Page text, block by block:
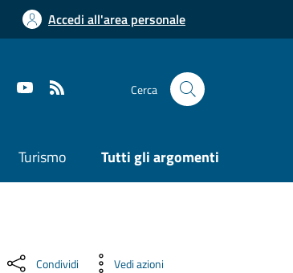
Accedi all'area personale
Cerca
Turismo Tutti gli argomenti
Condividi Vedi azioni